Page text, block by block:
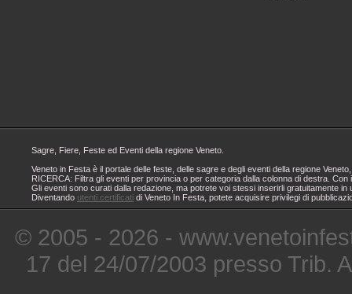
Sagre, Fiere, Feste ed Eventi della regione Veneto.
Veneto in Festa è il portale delle feste, delle sagre e degli eventi della regione
RICERCA: Filtra gli eventi per provincia o per categoria dalla colonna di destra.
Gli eventi sono curati dalla redazione, ma potrete voi stessi inserirli gratuitamente
Diventando utenti certificati di Veneto In Festa, potete acquisire privilegi di
© 2005 - 2026 -
17 del 24/07/2003 presso Trib.